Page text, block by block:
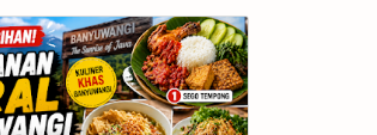
fried until they are crispy,